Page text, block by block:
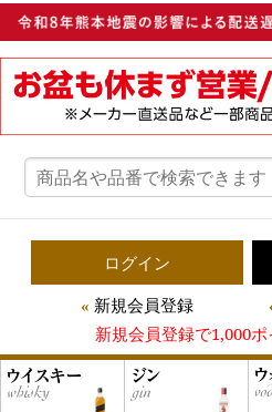
ログイン
新規会員登録
新規会員登録で1,000